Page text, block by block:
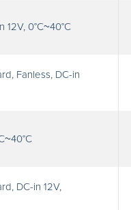
0°C~40°C
Fanless, DC-in
DC-in 12V,